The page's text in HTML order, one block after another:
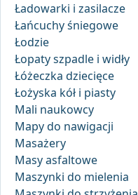
Ładowarki i zasilacze
Łańcuchy śniegowe
Łodzie
Łopaty szpadle i widły
Łóżeczka dziecięce
Łożyska kół i piasty
Mali naukowcy
Mapy do nawigacji
Masażery
Masy asfaltowe
Maszynki do mielenia